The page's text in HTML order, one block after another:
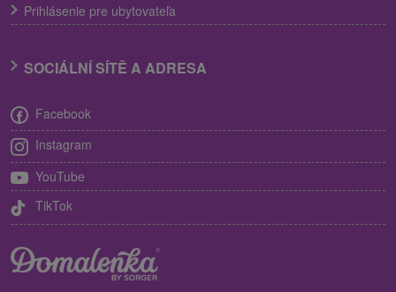
Prihlásenie pre ubytovateľa
SOCIÁLNÍ SÍTĚ A ADRESA
Facebook
Instagram
YouTube
TikTok